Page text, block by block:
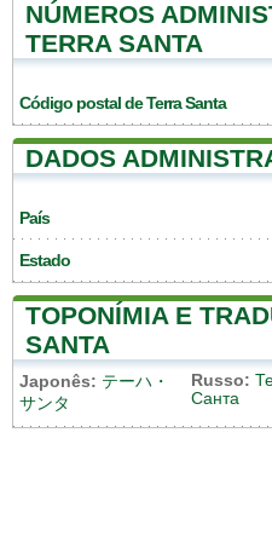
NÚMEROS
TERRA SANTA
Código postal de Terra Santa
DADOS
País
Estado
TOPONÍMIA E
SANTA
Japonês: テーハ・
サンタ
Russo:
Санта